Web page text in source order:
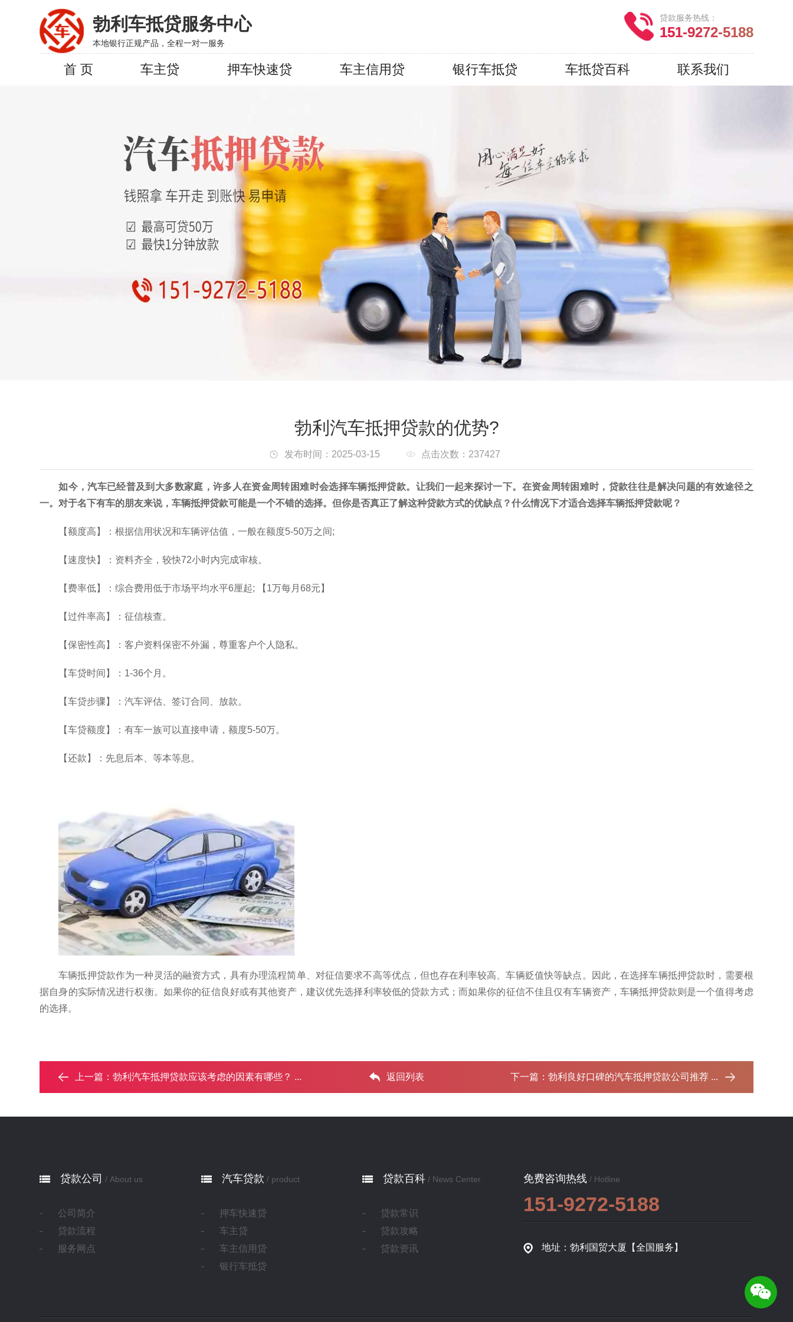
勃利车抵贷服务中心
本地银行正规产品，全程一对一服务
贷款服务热线：
151-9272-5188
首 页 车主贷 押车快速贷 车主信用贷 银行车抵贷 车抵贷百科 联系我们
勃利汽车抵押贷款的优势?
发布时间：2025-03-15 点击次数：237427
如今，汽车已经普及到大多数家庭，许多人在资金周转困难时会选择车辆抵押贷款。让我们一起来探讨一下。在资金周转困难时，贷款往往是解决问题的有效途径之
一。对于名下有车的朋友来说，车辆抵押贷款可能是一个不错的选择。但你是否真正了解这种贷款方式的优缺点？什么情况下才适合选择车辆抵押贷款呢？
【额度高】：根据信用状况和车辆评估值，一般在额度5-50万之间;
【速度快】：资料齐全，较快72小时内完成审核。
【费率低】：综合费用低于市场平均水平6厘起; 【1万每月68元】
【过件率高】：征信核查。
【保密性高】：客户资料保密不外漏，尊重客户个人隐私。
【车贷时间】：1-36个月。
【车贷步骤】：汽车评估、签订合同、放款。
【车贷额度】：有车一族可以直接申请，额度5-50万。
【还款】：先息后本、等本等息。
车辆抵押贷款作为一种灵活的融资方式，具有办理流程简单、对征信要求不高等优点，但也存在利率较高、车辆贬值快等缺点。因此，在选择车辆抵押贷款时，需要根
据自身的实际情况进行权衡。如果你的征信良好或有其他资产，建议优先选择利率较低的贷款方式；而如果你的征信不佳且仅有车辆资产，车辆抵押贷款则是一个值得考虑
的选择。
上一篇：勃利汽车抵押贷款应该考虑的因素有哪些？ ...‌ 返回列表 下一篇： 勃利良好口碑的汽车抵押贷款公司推荐 ...‌
免费咨询热线 / Hotline
151-9272-5188
地址：勃利国贸大厦【全国服务】
贷款公司 / About us
公司简介
贷款流程
服务网点
汽车贷款 / product
押车快速贷
车主贷
车主信用贷
银行车抵贷
贷款百科/ News Center
贷款常识
贷款攻略
贷款资讯